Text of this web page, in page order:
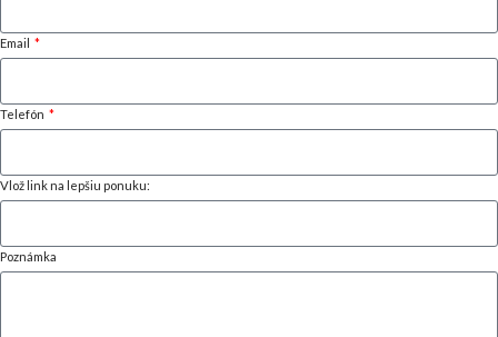
Email
Telefón
Vlož link na lepšiu ponuku:
Poznámka